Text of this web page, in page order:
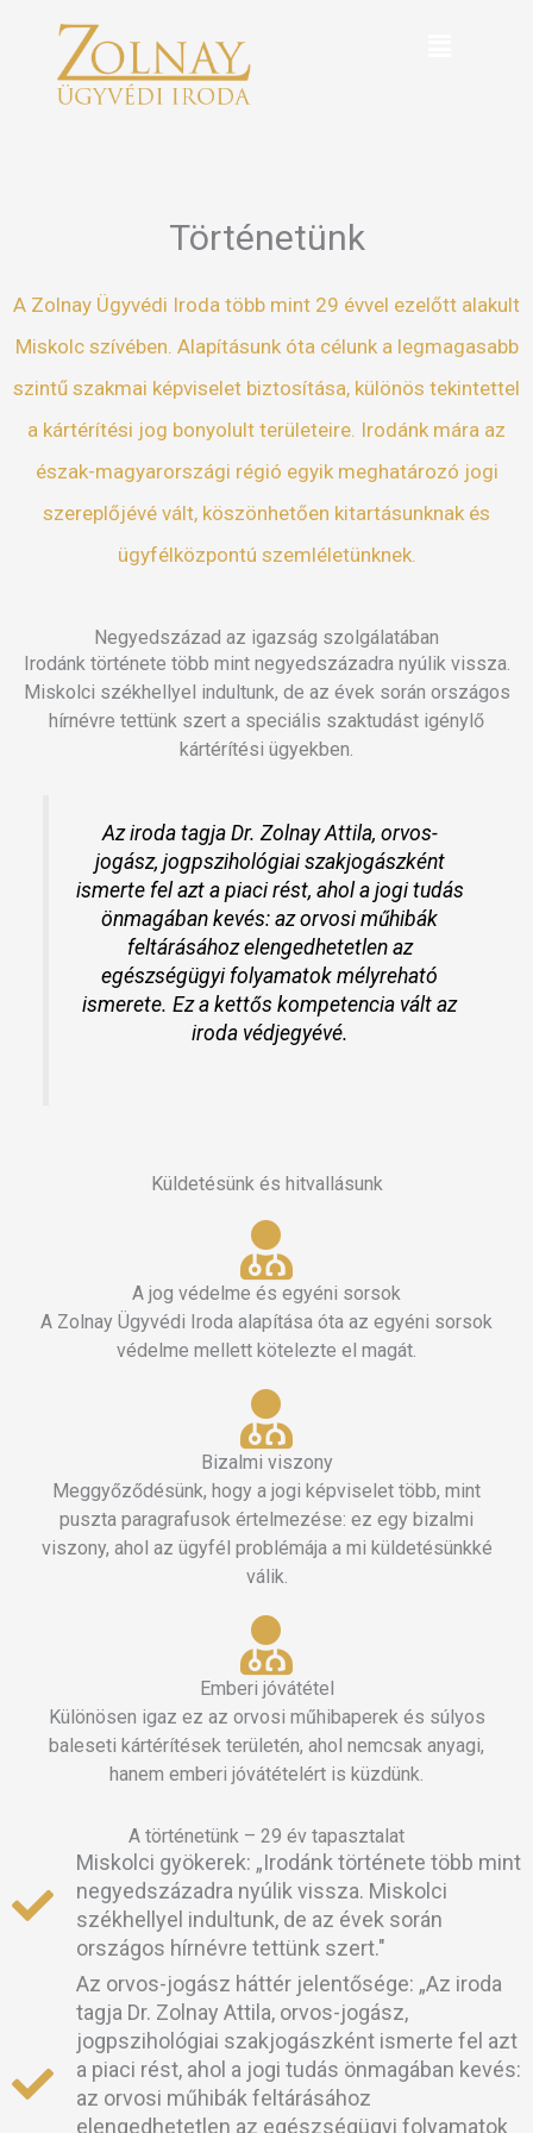
content
Történetünk
A Zolnay Ügyvédi Iroda több mint 29 évvel ezelőtt alakult
Miskolc szívében. Alapításunk óta célunk a legmagasabb
szintű szakmai képviselet biztosítása, különös tekintettel
a kártérítési jog bonyolult területeire. Irodánk mára az
észak-magyarországi régió egyik meghatározó jogi
szereplőjévé vált, köszönhetően kitartásunknak és
ügyfélközpontú szemléletünknek.
Negyedszázad az igazság szolgálatában
Irodánk története több mint negyedszázadra nyúlik vissza.
Miskolci székhellyel indultunk, de az évek során országos
hírnévre tettünk szert a speciális szaktudást igénylő
kártérítési ügyekben.
Az iroda tagja Dr. Zolnay Attila, orvos-
jogász, jogpszihológiai szakjogászként
ismerte fel azt a piaci rést, ahol a jogi tudás
önmagában kevés: az orvosi műhibák
feltárásához elengedhetetlen az
egészségügyi folyamatok mélyreható
ismerete. Ez a kettős kompetencia vált az
iroda védjegyévé.
Küldetésünk és hitvallásunk
A jog védelme és egyéni sorsok
A Zolnay Ügyvédi Iroda alapítása óta az egyéni sorsok
védelme mellett kötelezte el magát.
Bizalmi viszony
Meggyőződésünk, hogy a jogi képviselet több, mint
puszta paragrafusok értelmezése: ez egy bizalmi
viszony, ahol az ügyfél problémája a mi küldetésünkké
válik.
Emberi jóvátétel
Különösen igaz ez az orvosi műhibaperek és súlyos
baleseti kártérítések területén, ahol nemcsak anyagi,
hanem emberi jóvátételért is küzdünk.
A történetünk – 29 év tapasztalat
Miskolci gyökerek: „Irodánk története több mint
negyedszázadra nyúlik vissza. Miskolci
székhellyel indultunk, de az évek során
országos hírnévre tettünk szert."
Az orvos-jogász háttér jelentősége: „Az iroda
tagja Dr. Zolnay Attila, orvos-jogász,
jogpszihológiai szakjogászként ismerte fel azt
a piaci rést, ahol a jogi tudás önmagában kevés:
az orvosi műhibák feltárásához
elengedhetetlen az egészségügyi folyamatok